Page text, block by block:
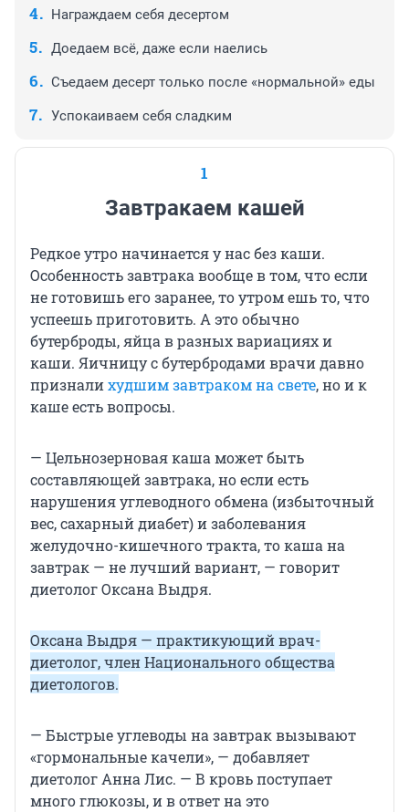
Награждаем себя десертом
Доедаем всё, даже если наелись
Съедаем десерт только после «нормальной» еды
Успокаиваем себя сладким
1
Завтракаем кашей
Редкое утро начинается у нас без каши.
Особенность завтрака вообще в том, что если
не готовишь его заранее, то утром ешь то, что
успеешь приготовить. А это обычно
бутерброды, яйца в разных вариациях и
каши. Яичницу с бутербродами врачи давно
призналихудшим завтраком на свете, но и к
каше есть вопросы.
— Цельнозерновая каша может быть
составляющей завтрака, но если есть
нарушения углеводного обмена (избыточный
вес, сахарный диабет) и заболевания
желудочно-кишечного тракта, то каша на
завтрак — не лучший вариант, — говорит
диетолог Оксана Выдря.
Оксана Выдря — практикующий врач-
диетолог, член Национального общества
диетологов.
— Быстрые углеводы на завтрак вызывают
«гормональные качели», — добавляет
диетолог Анна Лис. — В кровь поступает
много глюкозы, и в ответ на это